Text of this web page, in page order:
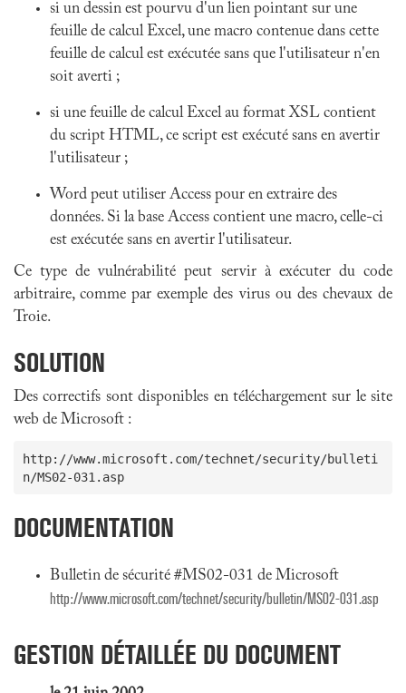
si un dessin est pourvu d'un lien pointant sur une
feuille de calcul Excel, une macro contenue dans cette
feuille de calcul est exécutée sans que l'utilisateur n'en
soit averti ;
si une feuille de calcul Excel au format XSL contient
du script HTML, ce script est exécuté sans en avertir
l'utilisateur ;
Word peut utiliser Access pour en extraire des
données. Si la base Access contient une macro, celle-ci
est exécutée sans en avertir l'utilisateur.
Ce type de vulnérabilité peut servir à exécuter du code
arbitraire, comme par exemple des virus ou des chevaux de
Troie.
SOLUTION
Des correctifs sont disponibles en téléchargement sur le site
web de Microsoft :
http://www.microsoft.com/technet/security/bulleti
n/MS02-031.asp
DOCUMENTATION
Bulletin de sécurité #MS02-031 de Microsoft
http://www.microsoft.com/technet/security/bulletin/MS02-031.asp
GESTION DÉTAILLÉE DU DOCUMENT